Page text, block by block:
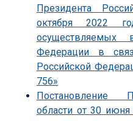
Президента
октября 2022
осуществляемых
Федерации в
Российской
756»
Постановление
области от 30